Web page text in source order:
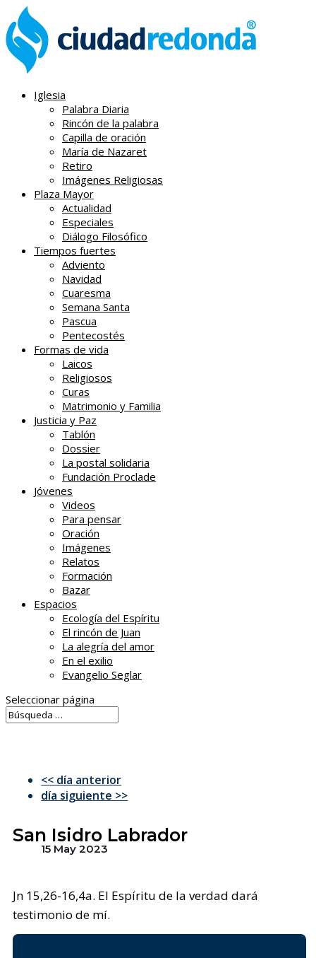
Iglesia
Palabra Diaria
Rincón de la palabra
Capilla de oración
María de Nazaret
Retiro
Imágenes Religiosas
Plaza Mayor
Actualidad
Especiales
Diálogo Filosófico
Tiempos fuertes
Adviento
Navidad
Cuaresma
Semana Santa
Pascua
Pentecostés
Formas de vida
Laicos
Religiosos
Curas
Matrimonio y Familia
Justicia y Paz
Tablón
Dossier
La postal solidaria
Fundación Proclade
Jóvenes
Videos
Para pensar
Oración
Imágenes
Relatos
Formación
Bazar
Espacios
Ecología del Espíritu
El rincón de Juan
La alegría del amor
En el exilio
Evangelio Seglar
Seleccionar página
<< día anterior
día siguiente >>
San Isidro Labrador
15 May 2023
Jn 15,26-16,4a. El Espíritu de la verdad dará
testimonio de mí.